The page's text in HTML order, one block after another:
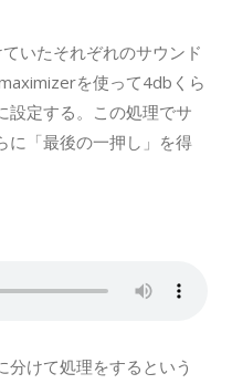
いたそれぞれのサウンド
を使って4dbくら
設定する。この処理でサ
に「最後の一押し」を得
けて処理をするという